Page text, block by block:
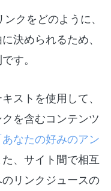
クをどのように、
決められるため、
す。
ストを使用して、
を含むコンテンツ
あなたの好みのアン
、サイト間で相互
リンクジュースの